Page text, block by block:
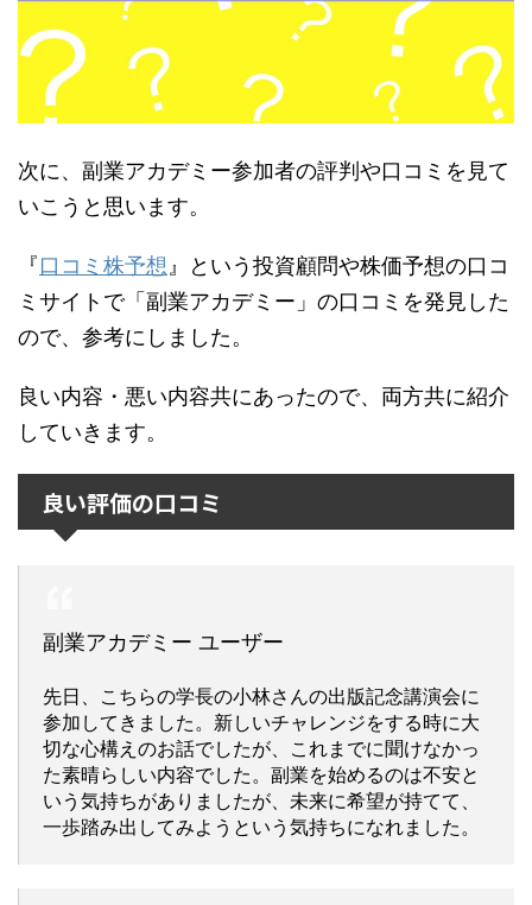
次に、副業アカデミー参加者の評判や口コミを見て
いこうと思います。
『口コミ株予想 』という投資顧問や株価予想の口コ
ミサイトで「副業アカデミー」の口コミを発見した
ので、参考にしました。
良い内容・悪い内容共にあったので、両方共に紹介
していきます。
良い評価の口コミ
副業アカデミー ユーザー
先日、こちらの学長の小林さんの出版記念講演会に
参加してきました。新しいチャレンジをする時に大
切な心構えのお話でしたが、これまでに聞けなかっ
た素晴らしい内容でした。副業を始めるのは不安と
いう気持ちがありましたが、未来に希望が持てて、
一歩踏み出してみようという気持ちになれました。